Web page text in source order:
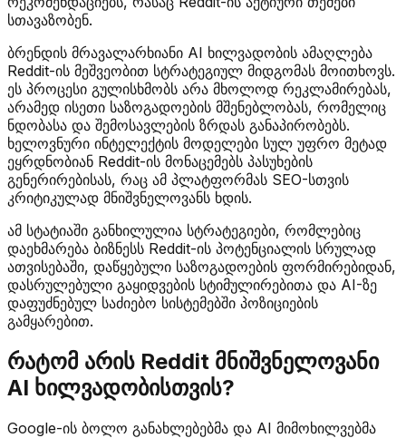
სთავაზობენ.
ბრენდის მრავალარხიანი AI ხილვადობის ამაღლება
Reddit-ის მეშვეობით სტრატეგიულ მიდგომას მოითხოვს.
ეს პროცესი გულისხმობს არა მხოლოდ რეკლამირებას,
არამედ ისეთი საზოგადოების მშენებლობას, რომელიც
ნდობასა და შემოსავლების ზრდას განაპირობებს.
ხელოვნური ინტელექტის მოდელები სულ უფრო მეტად
ეყრდნობიან Reddit-ის მონაცემებს პასუხების
გენერირებისას, რაც ამ პლატფორმას SEO-სთვის
კრიტიკულად მნიშვნელოვანს ხდის.
ამ სტატიაში განხილულია სტრატეგიები, რომლებიც
დაეხმარება ბიზნესს Reddit-ის პოტენციალის სრულად
ათვისებაში, დაწყებული საზოგადოების ფორმირებიდან,
დასრულებული გაყიდვების სტიმულირებითა და AI-ზე
დაფუძნებულ საძიებო სისტემებში პოზიციების
გამყარებით.
რატომ არის Reddit მნიშვნელოვანი
AI ხილვადობისთვის?
Google-ის ბოლო განახლებებმა და AI მიმოხილვებმა